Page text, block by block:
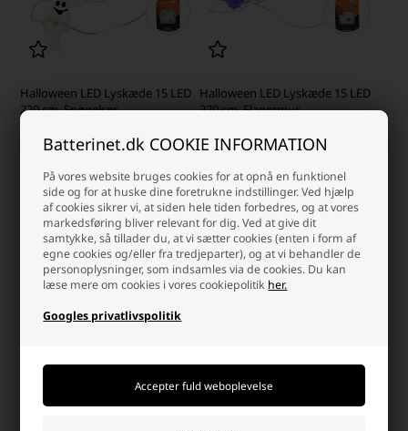
Batterinet.dk COOKIE INFORMATION
På vores website bruges cookies for at opnå en funktionel
side og for at huske dine foretrukne indstillinger. Ved hjælp
af cookies sikrer vi, at siden hele tiden forbedres, og at vores
markedsføring bliver relevant for dig. Ved at give dit
samtykke, så tillader du, at vi sætter cookies (enten i form af
egne cookies og/eller fra tredjeparter), og at vi behandler de
personoplysninger, som indsamles via de cookies. Du kan
læse mere om cookies i vores cookiepolitik her.
Googles privatlivspolitik
Halloween LED Lyskæde 15 LED
220 cm, Spøgelser
Laveste stykpris: 26,50 DKK
Ikke på lager
+
Halloween LED Lyskæde 15 LED
220 cm, Flagermus
Laveste stykpris: 26,50 DKK
Ikke på lager
- +